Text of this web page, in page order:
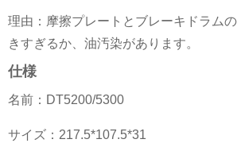
理由：摩擦プレートとブレーキドラム
きすぎるか、油汚染があります。
仕様
名前：DT5200/5300
サイズ：217.5*107.5*31